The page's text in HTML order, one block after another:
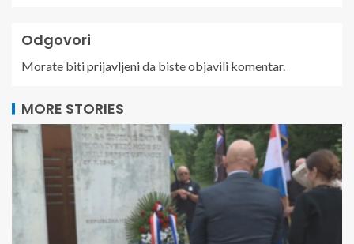
Odgovori
Morate bitiprijavljenida biste objavili komentar.
MORE STORIES